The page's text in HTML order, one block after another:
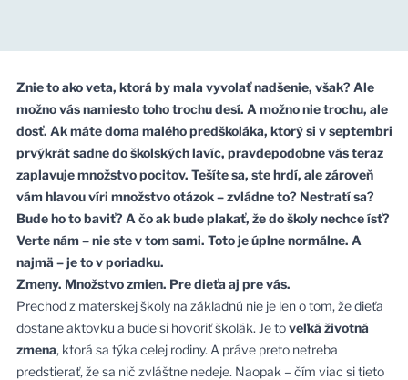
Znie to ako veta, ktorá by mala vyvolať nadšenie, však? Ale
možno vás namiesto toho trochu desí. A možno nie trochu, ale
dosť. Ak máte doma malého predškoláka, ktorý si v septembri
prvýkrát sadne do školských lavíc, pravdepodobne vás teraz
zaplavuje množstvo pocitov. Tešíte sa, ste hrdí, ale zároveň
vám hlavou víri množstvo otázok – zvládne to? Nestratí sa?
Bude ho to baviť? A čo ak bude plakať, že do školy nechce ísť?
Verte nám – nie ste v tom sami. Toto je úplne normálne. A
najmä – je to v poriadku.
Zmeny. Množstvo zmien. Pre dieťa aj pre vás.
Prechod z materskej školy na základnú nie je len o tom, že dieťa
dostane aktovku a bude si hovoriť školák. Je toveľká životná
zmena, ktorá sa týka celej rodiny. A práve preto netreba
predstierať, že sa nič zvláštne nedeje. Naopak – čím viac si tieto